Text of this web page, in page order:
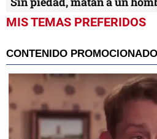
MIS TEMAS PREFERIDOS